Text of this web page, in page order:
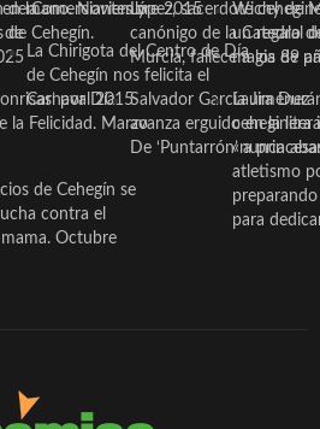
la
de
de Comerciantes y
de Cehegín.
por Día
la Felicidad. Marzo
de Cehegín se
contra el
Octubre
mano. Noviembre 2015
La Chirigota del Centro de Día
de Cehegín nos felicita el
Carnaval 2015
López, sacerdote
canónigo de la Catedral
Murcia, fallece a los 89
Salvador García Jiménez
avanza erguido en la
De ‘Puntarrón’ a
Wichy de
un regalo
magia de
Laura
ceheginera
«nunca
atletismo
para